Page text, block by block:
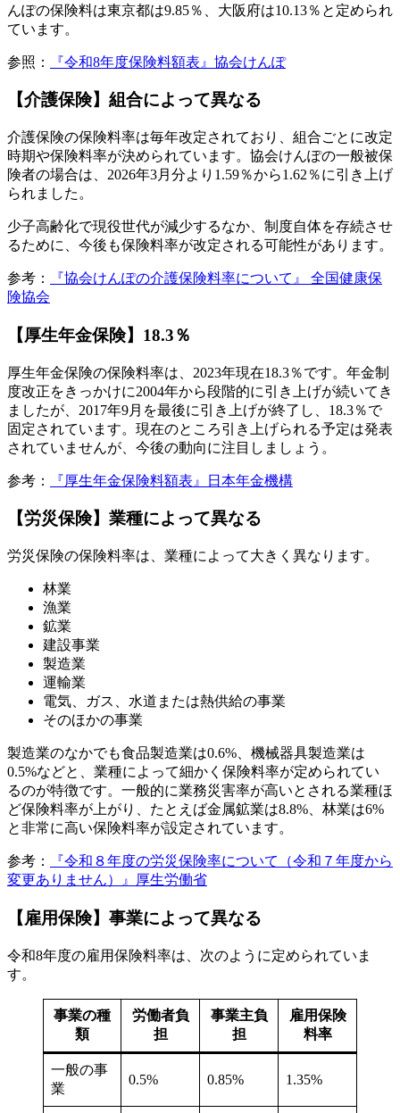
んぽの保険料は東京都は9.85％、大阪府は10.13％と定められ
ています。
参照： 『令和8年度保険料額表』協会けんぽ
【介護保険】組合によって異なる
介護保険の保険料率は毎年改定されており、組合ごとに改定
時期や保険料率が決められています。協会けんぽの一般被保
険者の場合は、2026年3月分より1.59％から1.62％に引き上げ
られました。
少子高齢化で現役世代が減少するなか、制度自体を存続させ
るために、今後も保険料率が改定される可能性があります。
参考：
『協会けんぽの介護保険料率について』 全国健康保
険協会
【厚生年金保険】18.3％
厚生年金保険の保険料率は、2023年現在18.3％です。年金制
度改正をきっかけに2004年から段階的に引き上げが続いてき
ましたが、2017年9月を最後に引き上げが終了し、18.3％で
固定されています。現在のところ引き上げられる予定は発表
されていませんが、今後の動向に注目しましょう。
参考： 『厚生年金保険料額表』日本年金機構
【労災保険】業種によって異なる
労災保険の保険料率は、業種によって大きく異なります。
林業
漁業
鉱業
建設事業
製造業
運輸業
電気、ガス、水道または熱供給の事業
そのほかの事業
製造業のなかでも食品製造業は0.6%、機械器具製造業は
0.5%などと、業種によって細かく保険料率が定められてい
るのが特徴です。一般的に業務災害率が高いとされる業種ほ
ど保険料率が上がり、たとえば金属鉱業は8.8%、林業は6%
と非常に高い保険料率が設定されています。
参考：
『令和８年度の労災保険率について（令和７年度から
変更ありません）』厚生労働省
【雇用保険】事業によって異なる
令和8年度の雇用保険料率は、次のように定められていま
す。
事業の種
類
労働者負
担
事業主負
担
雇用保険
料率
一般の事
業
0.5% 0.85% 1.35%